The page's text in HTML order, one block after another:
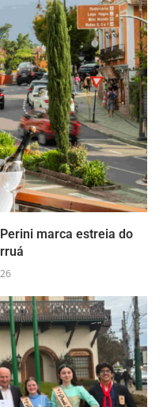
marca estreia do